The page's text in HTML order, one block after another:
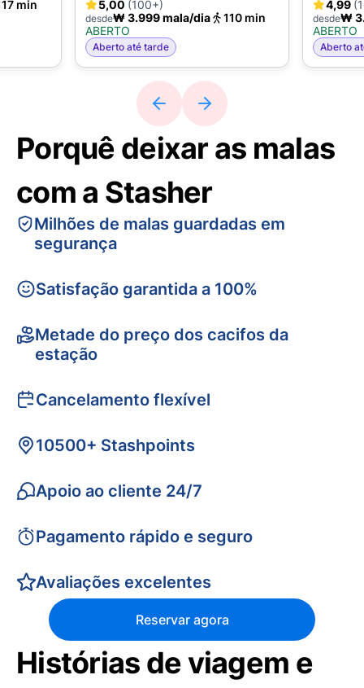
min
5,00 (100+)
desde₩ 3.999 mala/dia
110 min
ABERTO
Aberto até tarde
4,99
desde₩
ABERTO
Aberto
Porquê deixar as malas
com a Stasher
Milhões de malas guardadas em
segurança
Satisfação garantida a 100%
Metade do preço dos cacifos da
estação
Cancelamento flexível
10500+ Stashpoints
Apoio ao cliente 24/7
Pagamento rápido e seguro
Avaliações excelentes
Reservar agora
Histórias de viagem e